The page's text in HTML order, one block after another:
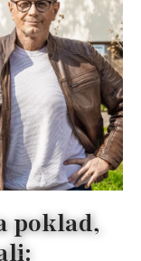
poklad,